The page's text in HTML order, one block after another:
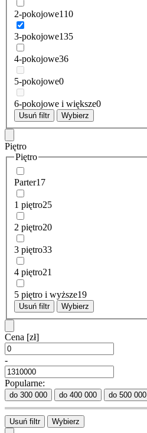
2-pokojowe110
3-pokojowe135
4-pokojowe36
5-pokojowe0
6-pokojowe i większe0
Usuń filtr Wybierz
Piętro
Piętro
Parter17
1 piętro25
2 piętro20
3 piętro33
4 piętro21
5 piętro i wyższe19
Usuń filtr Wybierz
Cena [zł]
-
Popularne:
do 300 000 do 400 000 do 500 000
Usuń filtr Wybierz